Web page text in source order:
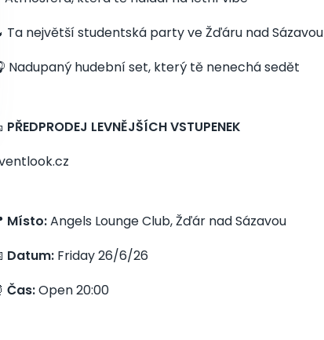
Ta největší studentská party ve Žďáru nad Sázavou
Nadupaný hudební set, který tě nenechá sedět
PŘEDPRODEJ LEVNĚJŠÍCH VSTUPENEK
Místo:Angels Lounge Club, Žďár nad Sázavou
Datum: Friday 26/6/26
Čas:Open 20:00